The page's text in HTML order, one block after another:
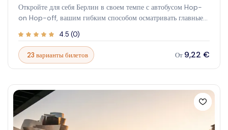
Откройте для себя Берлин в своем темпе с автобусом Hop-
on Hop-off, вашим гибким способом осматривать главные
предоставляет уникальный доступ к знаковым памятникам,
позволяя вам садиться и выходить по своему усмотрению,
делая знакомство с городом легким и приятным. Представьте
себе прогулку по ярким улицам Берлина, погружение в
Независимо от того, впервые вы в Берлине или уже
возвращаетесь, этот опыт превращает осмотр
достопримечательностей в увлекательное приключение,
полностью адаптированное к вашим интересам и
4.5 (0)
23 варианты билетов От 9,22 €